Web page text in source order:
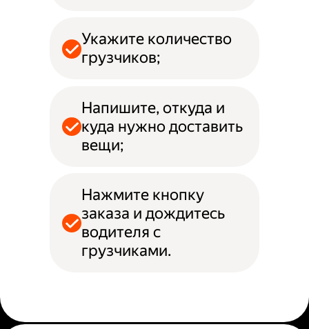
Укажите количество
грузчиков;
Напишите, откуда и
куда нужно доставить
вещи;
Нажмите кнопку
заказа и дождитесь
водителя с
грузчиками.